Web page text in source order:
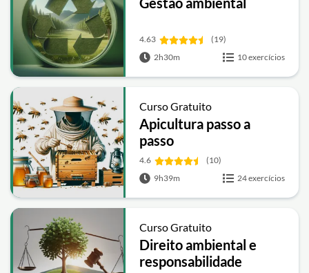
4.63
(19)
2h30m
10 exercícios
Curso Gratuito
Apicultura passo a
passo
4.6
(10)
9h39m
24 exercícios
Curso Gratuito
Direito ambiental e
responsabilidade